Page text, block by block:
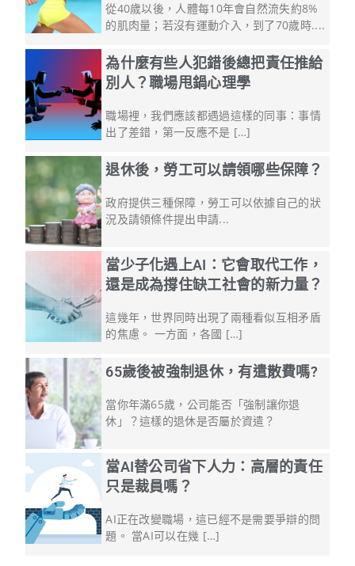
從40歲以後，人體每10年會自然流失約8%
的肌肉量；若沒有運動介入，到了70歲時....
為什麼有些人犯錯後總把責任推給
別人？職場甩鍋心理學
職場裡，我們應該都遇過這樣的同事：事情
出了差錯，第一反應不是 […]
退休後，勞工可以請領哪些保障？
政府提供三種保障，勞工可以依據自己的狀
況及請領條件提出申請...
當少子化遇上AI：它會取代工作，
還是成為撐住缺工社會的新力量？
這幾年，世界同時出現了兩種看似互相矛盾
的焦慮。 一方面，各國 […]
65歲後被強制退休，有遣散費嗎?
當你年滿65歲，公司能否「強制讓你退
休」？這樣的退休是否屬於資遣？
當AI替公司省下人力：高層的責任
只是裁員嗎？
AI正在改變職場，這已經不是需要爭辯的問
題。 當AI可以在幾 […]